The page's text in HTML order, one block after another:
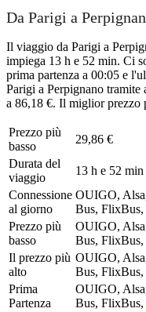
Da Parigi a
Il viaggio da Parigi a
impiega 13 h e 52 min. Ci
prima partenza a 00:05 e
Parigi a Perpignano
a 86,18 €. Il miglior prezzo
Prezzo più
basso
29,86 €
Durata del
viaggio
13 h e 52 min
Connessione
al giorno
OUIGO,
Bus,
Prezzo più
basso
OUIGO,
Bus,
Il prezzo più
alto
OUIGO,
Bus,
Prima
Partenza
OUIGO,
Bus,